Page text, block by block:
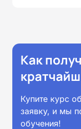
Как
Купите курс
заявку, и мы
обучения!